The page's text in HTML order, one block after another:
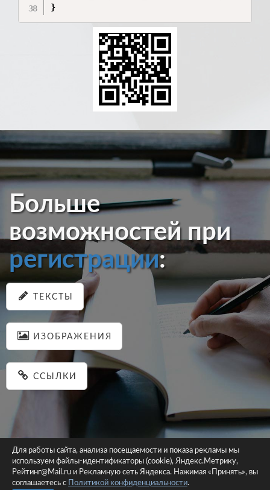
}
Больше
возможностей при
регистрации:
ТЕКСТЫ
ИЗОБРАЖЕНИЯ
ССЫЛКИ
© 2026 pastein.ru |Пользовательское соглашение|Политика
конфиденциальности
Для работы сайта, анализа посещаемости и показа рекламы мы
используем файлы-идентификаторы (cookie), Яндекс.Метрику,
Рейтинг@Mail.ru и Рекламную сеть Яндекса. Нажимая «Принять», вы
соглашаетесь с
Политикой конфиденциальности.